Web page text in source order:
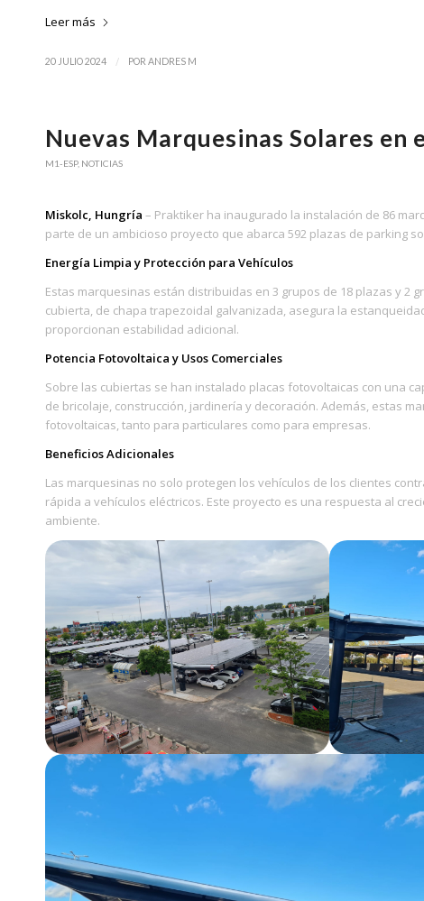
Leer más
20 JULIO 2024 / POR ANDRES M
Nuevas Marquesinas Solares
M1-ESP, NOTICIAS
Miskolc, Hungría – Praktiker ha inaugurado la instalación de 86
parte de un ambicioso proyecto que abarca 592 plazas de parking
Energía Limpia y Protección para Vehículos
Estas marquesinas están distribuidas en 3 grupos de 18 plazas y 2
cubierta, de chapa trapezoidal galvanizada, asegura la
proporcionan estabilidad adicional.
Potencia Fotovoltaica y Usos Comerciales
Sobre las cubiertas se han instalado placas fotovoltaicas con una
de bricolaje, construcción, jardinería y decoración. Además, estas
fotovoltaicas, tanto para particulares como para empresas.
Beneficios Adicionales
Las marquesinas no solo protegen los vehículos de los clientes
rápida a vehículos eléctricos. Este proyecto es una respuesta al
ambiente.